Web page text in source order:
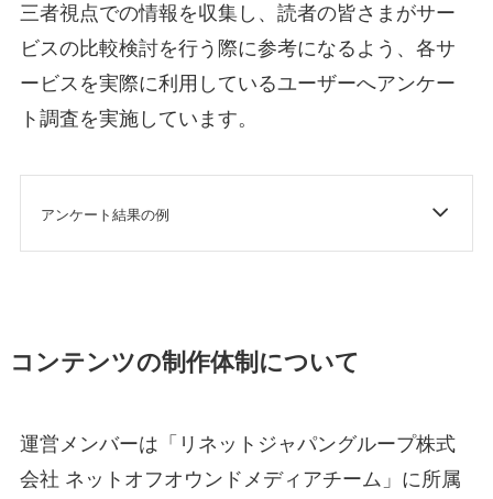
三者視点での情報を収集し、読者の皆さまがサー
ビスの比較検討を行う際に参考になるよう、各サ
ービスを実際に利用しているユーザーへアンケー
ト調査を実施しています。
アンケート結果の例
コンテンツの制作体制について
運営メンバーは「リネットジャパングループ株式
会社 ネットオフオウンドメディアチーム」に所属